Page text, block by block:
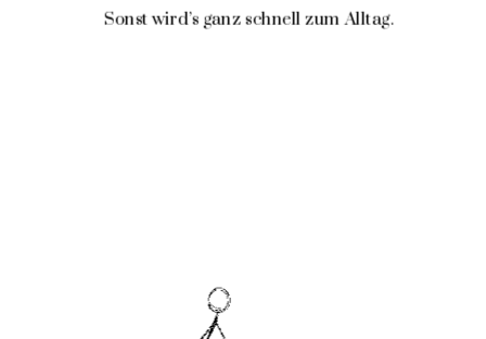
Sonst wird’s ganz schnell zum Alltag.